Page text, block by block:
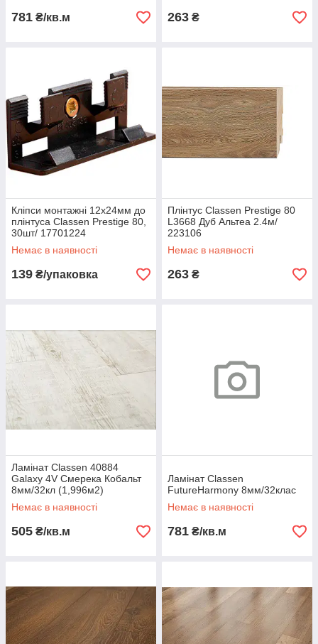
781 ₴/кв.м 263 ₴
Кліпси монтажні 12х24мм до
плінтуса Classen Prestige 80,
30шт/ 17701224
Немає в наявності
139 ₴/упаковка
Плінтус Classen Prestige 80
L3668 Дуб Альтеа 2.4м/
223106
Немає в наявності
263 ₴
Ламінат Classen 40884
Galaxy 4V Смерека Кобальт
8мм/32кл (1,996м2)
Немає в наявності
505 ₴/кв.м
Ламінат Classen
FutureHarmony 8мм/32клас
Немає в наявності
781 ₴/кв.м